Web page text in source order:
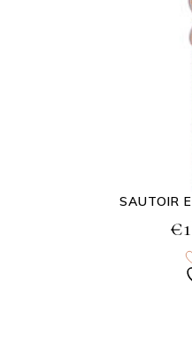
SAUTOIR
€